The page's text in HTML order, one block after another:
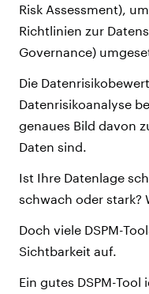
Risk Assessment),
Richtlinien zur
Governance)
Die
Datenrisikoanalyse
genaues Bild davon
Daten sind.
Ist Ihre Datenlage
schwach oder stark?
Doch viele DSPM-
Sichtbarkeit auf.
Ein gutes DSPM-